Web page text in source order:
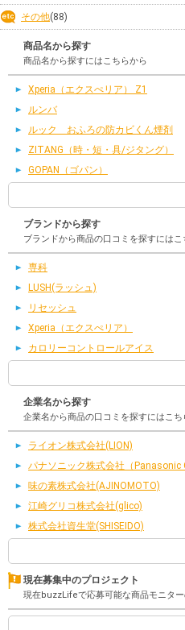
その他(88)
商品名から探す
商品名から探すにはこちらから
Xperia（エクスぺリア） Z1
ルンバ
ルック おふろの防カビくん煙剤
ZITANG（時・短・具/ジタング）
GOPAN（ゴパン）
ブランドから探す
ブランドから商品の口コミを探すにはこ
専科
LUSH(ラッシュ)
リセッシュ
Xperia（エクスぺリア）
カロリーコントロールアイス
企業名から探す
企業名から商品の口コミを探すにはこち
ライオン株式会社(LION)
パナソニック株式会社（Panasonic
味の素株式会社(AJINOMOTO)
江崎グリコ株式会社(glico)
株式会社資生堂(SHISEIDO)
現在募集中のプロジェクト
現在buzzLifeで応募可能な商品モニター